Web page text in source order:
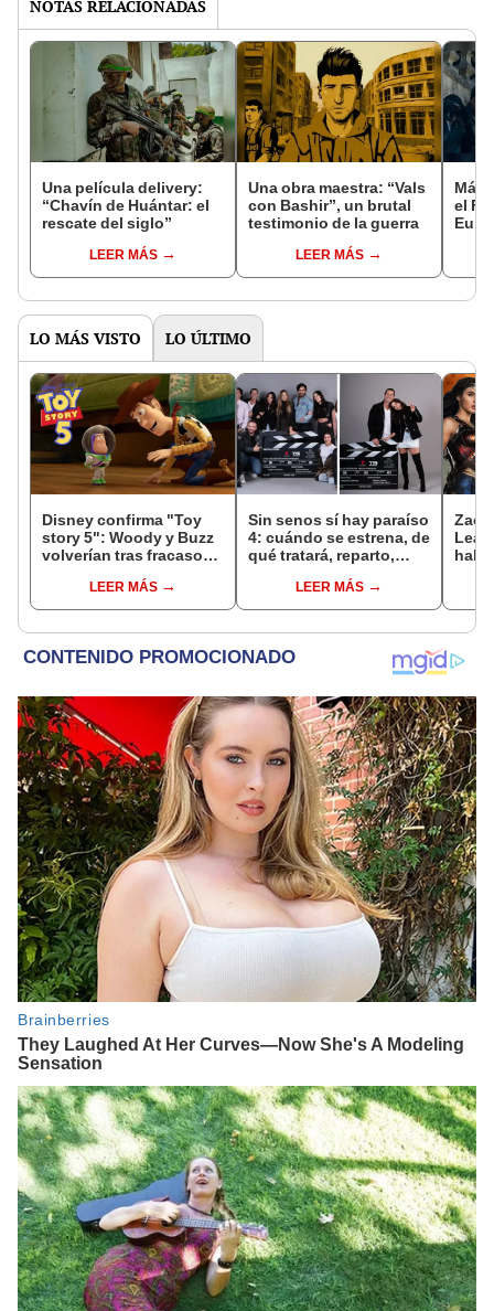
NOTAS RELACIONADAS
Una película delivery:
“Chavín de Huántar: el
rescate del siglo”
LEER MÁS
Una obra maestra: “Vals
con Bashir”, un brutal
testimonio de la guerra
LEER MÁS
Más
el
LO MÁS VISTO LO ÚLTIMO
Disney confirma "Toy
story 5": Woody y Buzz
volverían tras fracaso
LEER MÁS
Sin senos sí hay paraíso
4: cuándo se estrena, de
qué tratará, reparto,
todo sobre la nueva
temporada de la serie en
LEER MÁS
Zack